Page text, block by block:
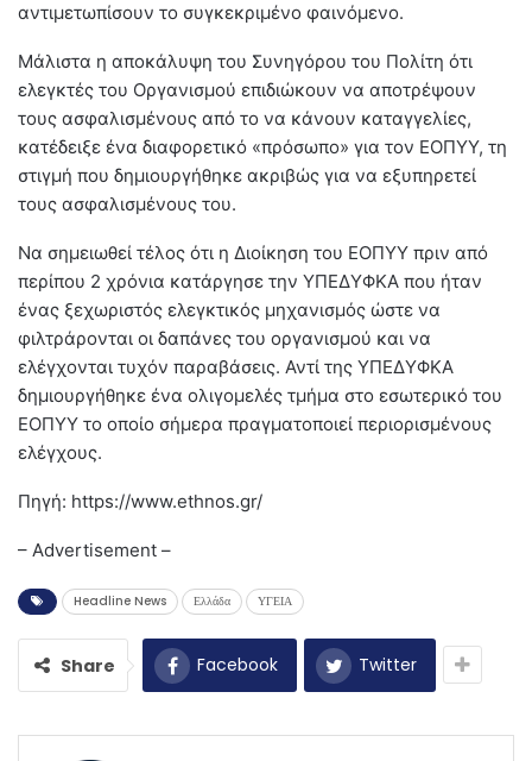
αντιμετωπίσουν το συγκεκριμένο φαινόμενο.
Μάλιστα η αποκάλυψη του Συνηγόρου του Πολίτη ότι
ελεγκτές του Οργανισμού επιδιώκουν να αποτρέψουν
τους ασφαλισμένους από το να κάνουν καταγγελίες,
κατέδειξε ένα διαφορετικό «πρόσωπο» για τον ΕΟΠΥΥ, τη
στιγμή που δημιουργήθηκε ακριβώς για να εξυπηρετεί
τους ασφαλισμένους του.
Να σημειωθεί τέλος ότι η Διοίκηση του ΕΟΠΥΥ πριν από
περίπου 2 χρόνια κατάργησε την ΥΠΕΔΥΦΚΑ που ήταν
ένας ξεχωριστός ελεγκτικός μηχανισμός ώστε να
φιλτράρονται οι δαπάνες του οργανισμού και να
ελέγχονται τυχόν παραβάσεις. Αντί της ΥΠΕΔΥΦΚΑ
δημιουργήθηκε ένα ολιγομελές τμήμα στο εσωτερικό του
ΕΟΠΥΥ το οποίο σήμερα πραγματοποιεί περιορισμένους
ελέγχους.
Πηγή: https://www.ethnos.gr/
– Advertisement –
Headline News Ελλάδα ΥΓΕΙΑ
Share Facebook Twitter